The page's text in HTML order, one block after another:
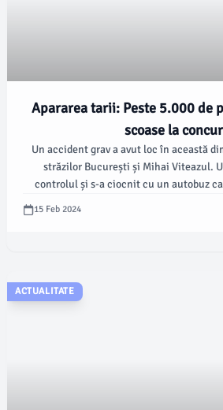
Apararea tarii: Peste 5.000 de
scoase la
Un accident grav a avut loc în această
străzilor București și Mihai Viteazul.
controlul și s-a ciocnit cu un autobuz
15 Feb 2024
ACTUALITATE